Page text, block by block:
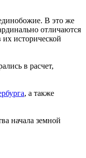
В это же
отличаются
исторической
в расчет,
, а также
начала земной